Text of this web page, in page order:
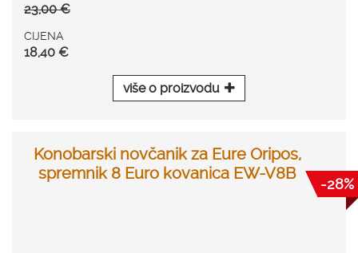
23,00 €
CIJENA
18,40 €
više o proizvodu
Konobarski novčanik za Eure Oripos,
spremnik 8 Euro kovanica EW-V8B
-28%